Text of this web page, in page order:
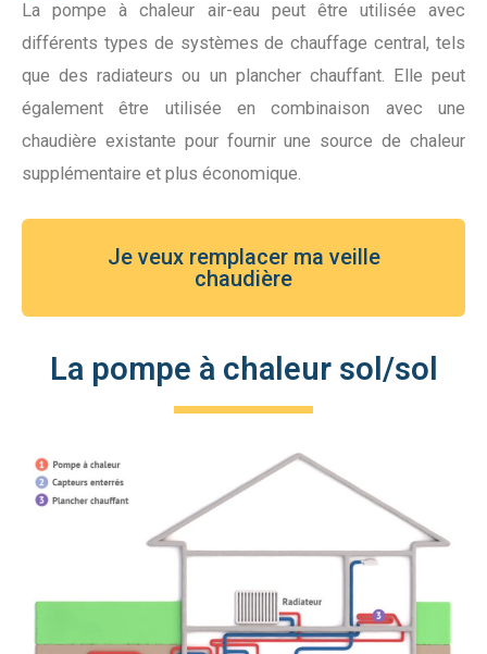
La pompe à chaleur air-eau peut être utilisée avec
différents types de systèmes de chauffage central, tels
que des radiateurs ou un plancher chauffant. Elle peut
également être utilisée en combinaison avec une
chaudière existante pour fournir une source de chaleur
supplémentaire et plus économique.
Je veux remplacer ma veille
chaudière
La pompe à chaleur sol/sol